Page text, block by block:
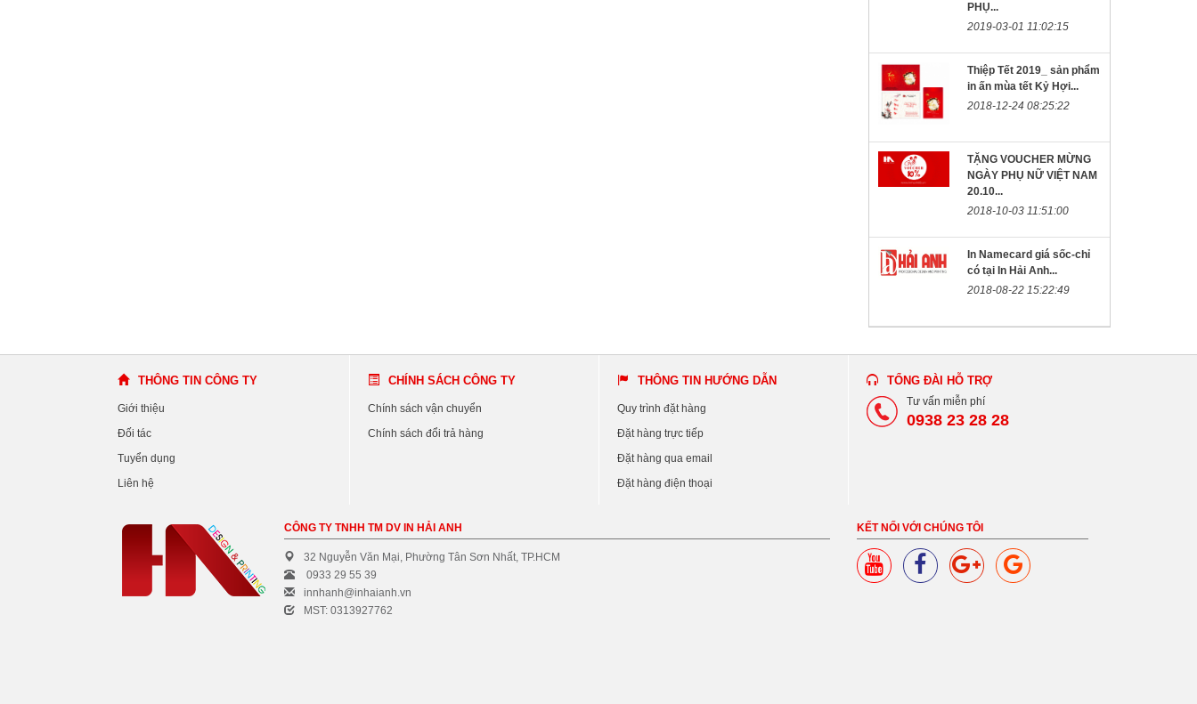
PHỤ...
2019-03-01 11:02:15
Thiệp Tết 2019_ sản phẩm
in ấn mùa tết Kỷ Hợi...
2018-12-24 08:25:22
TẶNG VOUCHER MỪNG
NGÀY PHỤ NỮ VIỆT NAM
20.10...
2018-10-03 11:51:00
In Namecard giá sốc-chỉ
có tại In Hải Anh...
2018-08-22 15:22:49
THÔNG TIN CÔNG TY
Giới thiệu
Đối tác
Tuyển dụng
Liên hệ
CHÍNH SÁCH CÔNG TY
Chính sách vận chuyển
Chính sách đổi trả hàng
THÔNG TIN HƯỚNG DẪN
Quy trình đặt hàng
Đặt hàng trực tiếp
Đặt hàng qua email
Đặt hàng điện thoại
TỔNG ĐÀI HỖ TRỢ
Tư vấn miễn phí
0938 23 28 28
CÔNG TY TNHH TM DV IN HẢI ANH
32 Nguyễn Văn Mại, Phường Tân Sơn Nhất, TP.HCM
0933 29 55 39
innhanh@inhaianh.vn
MST: 0313927762
KẾT NỐI VỚI CHÚNG TÔI